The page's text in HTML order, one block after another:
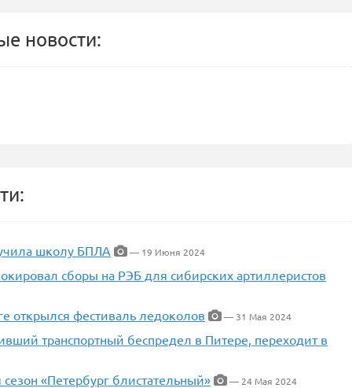
новости:
школу БПЛА — 19 Июня 2024
сборы на РЭБ для сибирских артиллеристов
открылся фестиваль ледоколов — 31 Мая 2024
транспортный беспредел в Питере, переходит в
«Петербург блистательный» — 24 Мая 2024